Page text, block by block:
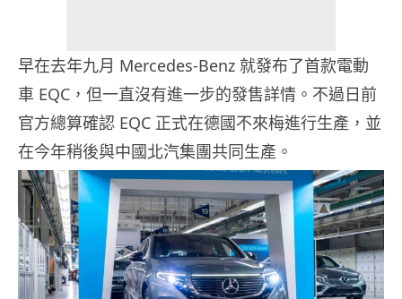
早在去年九月 Mercedes-Benz 就發布了首款電動
車 EQC，但一直沒有進一步的發售詳情。不過日前
官方總算確認 EQC 正式在德國不來梅進行生產，並
在今年稍後與中國北汽集團共同生產。